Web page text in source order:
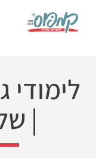
content
לימודי
|